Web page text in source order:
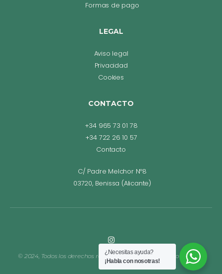
Formas de pago
LEGAL
Aviso legal
Privacidad
Cookies
CONTACTO
+34 965 73 01 78
+34 722 26 10 57
Contacto
C/ Padre Melchor Nº8
03720, Benissa (Alicante)
© 2024, Todos los derechos reservados. Diseño web Bego Romero.
¿Necesitas ayuda?
¡Habla con nosotras!